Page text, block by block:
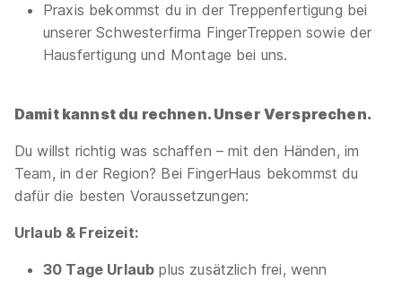
Praxis bekommst du in der Treppenfertigung bei
unserer Schwesterfirma FingerTreppen sowie der
Hausfertigung und Montage bei uns.
Damit kannst du rechnen. Unser Versprechen.
Du willst richtig was schaffen – mit den Händen, im
Team, in der Region? Bei FingerHaus bekommst du
dafür die besten Voraussetzungen:
Urlaub & Freizeit:
30 Tage Urlaub plus zusätzlich frei, wenn